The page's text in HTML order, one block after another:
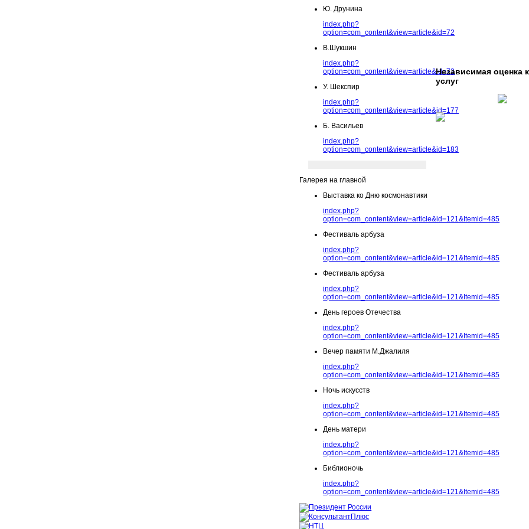
Ю. Друнина
index.php?
option=com_content&view=article&id=72
В.Шукшин
index.php?
option=com_content&view=article&id=73
У. Шекспир
index.php?
option=com_content&view=article&id=177
Б. Васильев
index.php?
option=com_content&view=article&id=183
Галерея на главной
Выставка ко Дню космонавтики
index.php?
option=com_content&view=article&id=121&Itemid=485
Фестиваль арбуза
index.php?
option=com_content&view=article&id=121&Itemid=485
Фестиваль арбуза
index.php?
option=com_content&view=article&id=121&Itemid=485
День героев Отечества
index.php?
option=com_content&view=article&id=121&Itemid=485
Вечер памяти М.Джалиля
index.php?
option=com_content&view=article&id=121&Itemid=485
Ночь искусств
index.php?
option=com_content&view=article&id=121&Itemid=485
День матери
index.php?
option=com_content&view=article&id=121&Itemid=485
Библионочь
index.php?
option=com_content&view=article&id=121&Itemid=485
Независимая оценка
услуг